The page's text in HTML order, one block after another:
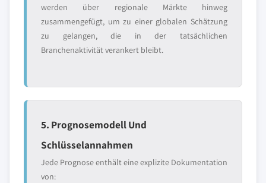
werden über regionale Märkte hinweg
zusammengefügt, um zu einer globalen Schätzung
zu gelangen, die in der tatsächlichen
Branchenaktivität verankert bleibt.
5. Prognosemodell Und
Schlüsselannahmen
Jede Prognose enthält eine explizite Dokumentation
von: